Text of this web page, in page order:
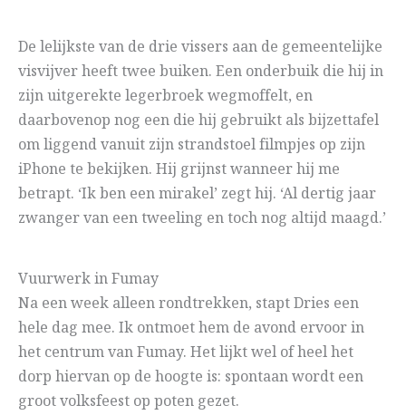
De lelijkste van de drie vissers aan de gemeentelijke
visvijver heeft twee buiken. Een onderbuik die hij in
zijn uitgerekte legerbroek wegmoffelt, en
daarbovenop nog een die hij gebruikt als bijzettafel
om liggend vanuit zijn strandstoel filmpjes op zijn
iPhone te bekijken. Hij grijnst wanneer hij me
betrapt. ‘Ik ben een mirakel’ zegt hij. ‘Al dertig jaar
zwanger van een tweeling en toch nog altijd maagd.’
Vuurwerk in Fumay
Na een week alleen rondtrekken, stapt Dries een
hele dag mee. Ik ontmoet hem de avond ervoor in
het centrum van Fumay. Het lijkt wel of heel het
dorp hiervan op de hoogte is: spontaan wordt een
groot volksfeest op poten gezet.